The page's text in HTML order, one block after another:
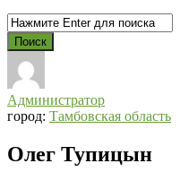
Администратор
город: Тамбовская область
Олег Тупицын